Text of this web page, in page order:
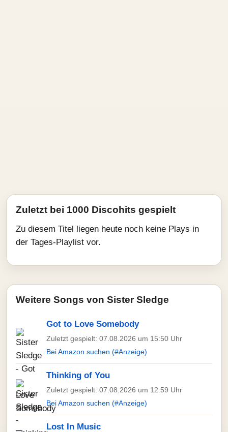
Zuletzt bei 1000 Discohits gespielt
Zu diesem Titel liegen heute noch keine Plays in
der Tages-Playlist vor.
Weitere Songs von Sister Sledge
Got to Love Somebody
Zuletzt gespielt: 07.08.2026 um 15:50 Uhr
Bei Amazon suchen (#Anzeige)
Thinking of You
Zuletzt gespielt: 07.08.2026 um 12:59 Uhr
Bei Amazon suchen (#Anzeige)
Lost In Music